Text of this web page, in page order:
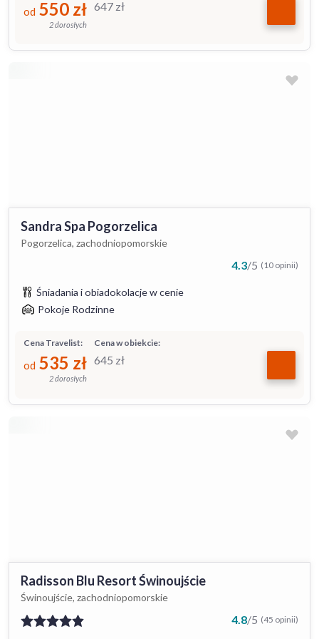
647 zł
od 550 zł
2 dorosłych
Sandra Spa Pogorzelica
Pogorzelica, zachodniopomorskie
4.3/5 (10 opinii)
Śniadania i obiadokolacje w cenie
Pokoje Rodzinne
Cena w obiekcie:
645 zł
Cena Travelist:
od 535 zł
2 dorosłych
Radisson Blu Resort Świnoujście
Świnoujście, zachodniopomorskie
4.8/5 (45 opinii)